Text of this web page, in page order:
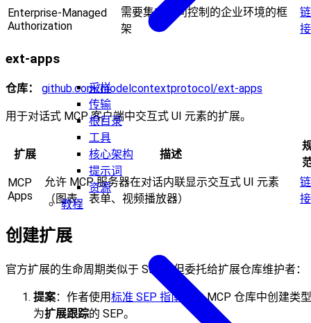
采样
传输
根目录
工具
核心架构
提示词
资源
教程
Enterprise-Managed
Authorization
需要集中访问控制的企业环境的框
架
链
接
ext-apps
仓库： github.com/modelcontextprotocol/ext-apps
用于对话式 MCP 客户端中交互式 UI 元素的扩展。
扩展 描述
MCP
Apps
允许 MCP 服务器在对话内联显示交互式 UI 元素
（图表、表单、视频播放器）
链
接
创建扩展
官方扩展的生命周期类似于 SEP，但委托给扩展仓库维护者：
提案：作者使用标准 SEP 指南
在主 MCP 仓库中创建类型
为扩展跟踪的 SEP。